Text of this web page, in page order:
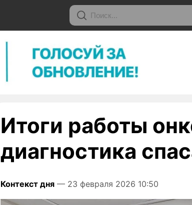
Итоги работы
диагностика
Контекст дня — 23 февраля 2026 10:50